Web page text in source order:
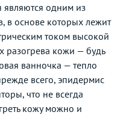
являются одним из
в основе которых лежит
током высокой
разогрева кожи — будь
ванночка — тепло
всего, эпидермис
что не всегда
кожу можно и